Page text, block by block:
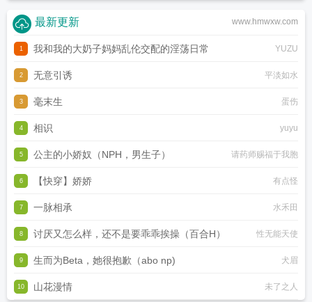
www.hmwxw.com
最新更新
1 我和我的大奶子妈妈乱伦交配的淫荡日常 YUZU
2 无意引诱 平淡如水
3 毫末生 蛋伤
4 相识 yuyu
5 公主的小娇奴（NPH，男生子） 请药师赐福于我胞
6 【快穿】娇娇 有点怪
7 一脉相承 水禾田
8 讨厌又怎么样，还不是要乖乖挨操（百合H） 性无能天使
9 生而为Beta，她很抱歉（abo np) 犬眉
10 山花漫情 未了之人